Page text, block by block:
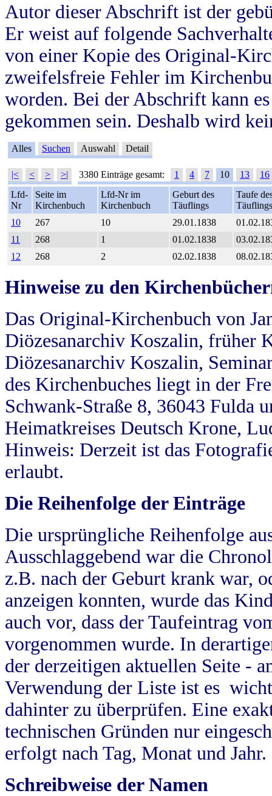
Autor dieser Abschrift ist der
Er weist auf folgende
von einer Kopie des Original-
zweifelsfreie Fehler im
worden. Bei der Abschrift kann
gekommen sein. Deshalb wird
Alles Suchen Auswahl Detail
|< < > >| 3380 Einträge gesamt: 1 4 7 10 13
16
Lfd-
Nr
Seite im
Kirchenbuch
Lfd-Nr im
Kirchenbuch
Geburt des
Täuflings
Taufe
Täuflings
10
267 10 29.01.1838
11
268 1 01.02.1838
12
268 2 02.02.1838
Hinweise zu den
Das Original-Kirchenbuch von
Diözesanarchiv Koszalin, früher
Diözesanarchiv Koszalin,
des Kirchenbuches liegt in der
Schwank-Straße 8, 36043 Fulda
Heimatkreises Deutsch Krone,
Hinweis: Derzeit ist das
erlaubt.
Die Reihenfolge der Einträge
Die ursprüngliche Reihenfolge
Ausschlaggebend war die
z.B. nach der Geburt krank war,
anzeigen konnten, wurde das
auch vor, dass der Taufeintrag
vorgenommen wurde. In
der derzeitigen aktuellen Seite -
Verwendung der Liste ist es
dahinter zu überprüfen. Eine
technischen Gründen nur
erfolgt nach Tag, Monat und Jahr.
Schreibweise der Namen